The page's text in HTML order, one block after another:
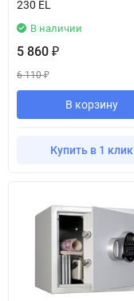
230 EL
В наличии
5 860 ₽
6 110₽
В корзину
Купить в 1 клик